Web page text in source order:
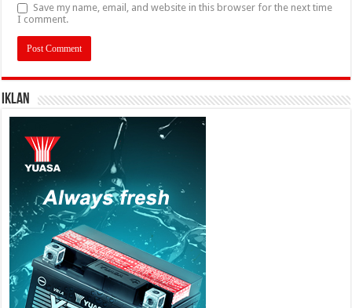
Save my name, email, and website in this browser for the next time
I comment.
IKLAN